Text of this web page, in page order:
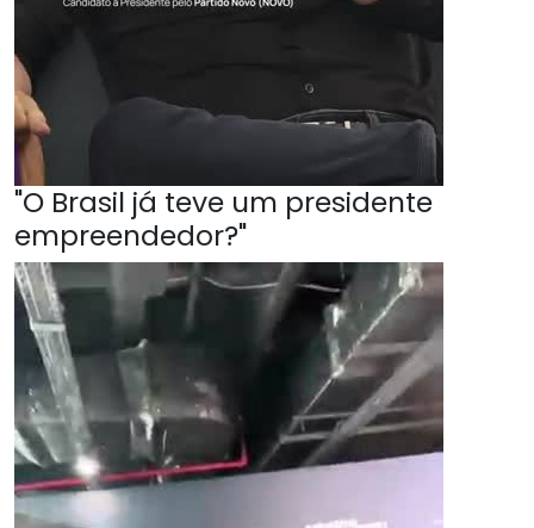
"O Brasil já teve um presidente
empreendedor?"